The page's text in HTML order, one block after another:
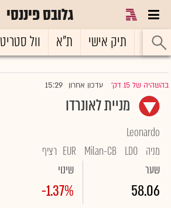
גלובס פיננסי
ראשי תיק אישי ת"א וול סטריט
בהשהיה של 15 דק' |עדכון אחרון 15:29
מניית לאונרדו
Leonardo
מניה LDO
Milan-CB
EUR רציף
שער
58.06
שינוי
-1.37%